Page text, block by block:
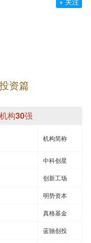
资篇
构30强
机构简称
中科创星
创新工场
明势资本
真格基金
蓝驰创投